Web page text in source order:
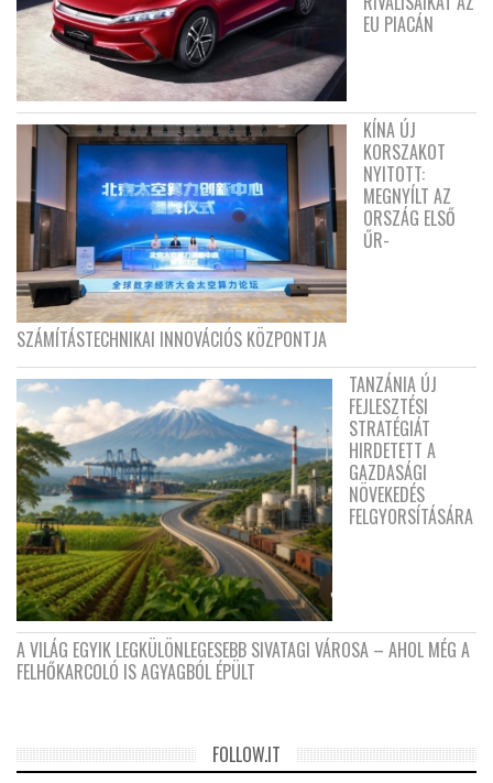
EU PIACÁN
KÍNA ÚJ
KORSZAKOT
NYITOTT:
MEGNYÍLT AZ
ORSZÁG ELSŐ
ŰR-
SZÁMÍTÁSTECHNIKAI INNOVÁCIÓS KÖZPONTJA
TANZÁNIA ÚJ
FEJLESZTÉSI
STRATÉGIÁT
HIRDETETT A
GAZDASÁGI
NÖVEKEDÉS
FELGYORSÍTÁSÁRA
A VILÁG EGYIK LEGKÜLÖNLEGESEBB SIVATAGI VÁROSA – AHOL MÉG A
FELHŐKARCOLÓ IS AGYAGBÓL ÉPÜLT
FOLLOW.IT